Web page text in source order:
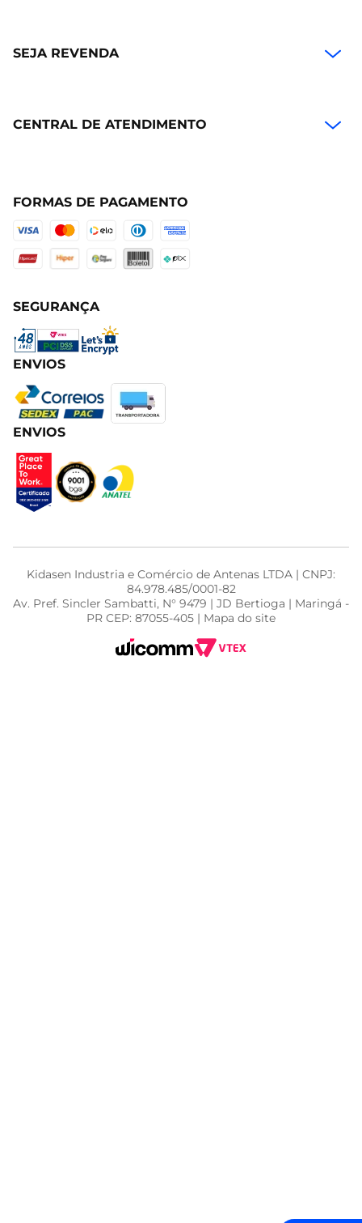
SEJA REVENDA
CENTRAL DE ATENDIMENTO
FORMAS DE PAGAMENTO
SEGURANÇA
ENVIOS
ENVIOS
Kidasen Industria e Comércio de Antenas LTDA | CNPJ:
84.978.485/0001-82
Av. Pref. Sincler Sambatti, N° 9479 | JD Bertioga | Maringá -
PR CEP: 87055-405 | Mapa do site